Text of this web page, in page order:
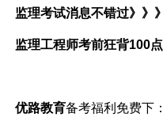
监理考试消息不错过》》》
监理工程师考前狂背100点
优路教育备考福利免费下：